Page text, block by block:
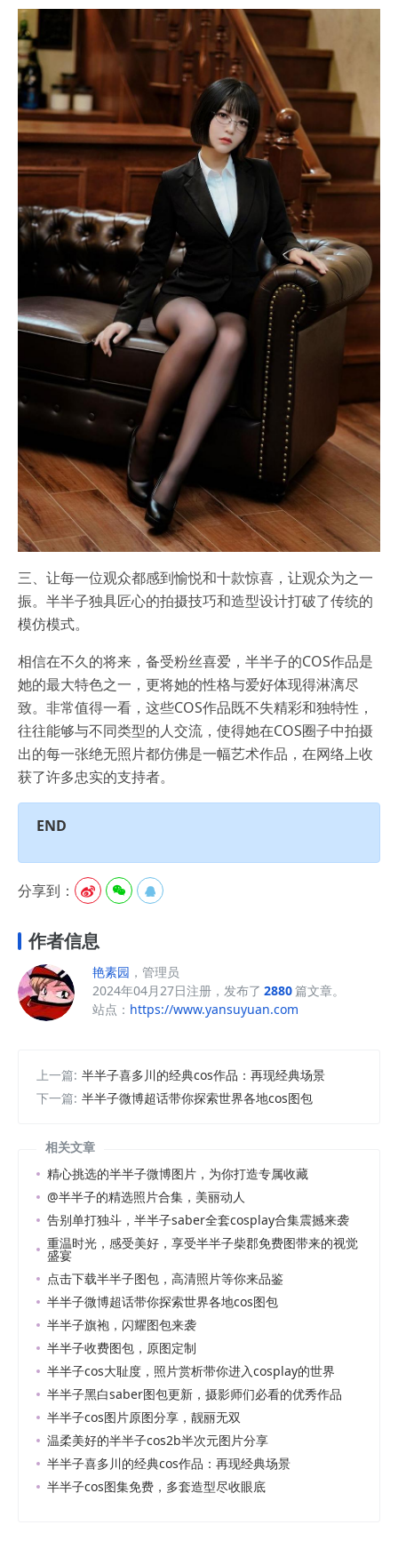
三、让每一位观众都感到愉悦和十款惊喜，让观众为之一
振。半半子独具匠心的拍摄技巧和造型设计打破了传统的
模仿模式。
相信在不久的将来，备受粉丝喜爱，半半子的COS作品是
她的最大特色之一，更将她的性格与爱好体现得淋漓尽
致。非常值得一看，这些COS作品既不失精彩和独特性，
往往能够与不同类型的人交流，使得她在COS圈子中拍摄
出的每一张绝无照片都仿佛是一幅艺术作品，在网络上收
获了许多忠实的支持者。
END
分享到：   
作者信息
艳素园 ，管理员
2024年04月27日注册，发布了 2880篇文章。
站点： https://www.yansuyuan.com
上一篇: 半半子喜多川的经典cos作品：再现经典场景
下一篇: 半半子微博超话带你探索世界各地cos图包
相关文章
精心挑选的半半子微博图片，为你打造专属收藏
@半半子的精选照片合集，美丽动人
告别单打独斗，半半子saber全套cosplay合集震撼来袭
重温时光，感受美好，享受半半子柴郡免费图带来的视觉
盛宴
点击下载半半子图包，高清照片等你来品鉴
半半子微博超话带你探索世界各地cos图包
半半子旗袍，闪耀图包来袭
半半子收费图包，原图定制
半半子cos大耻度，照片赏析带你进入cosplay的世界
半半子黑白saber图包更新，摄影师们必看的优秀作品
半半子cos图片原图分享，靓丽无双
温柔美好的半半子cos2b半次元图片分享
半半子喜多川的经典cos作品：再现经典场景
半半子cos图集免费，多套造型尽收眼底